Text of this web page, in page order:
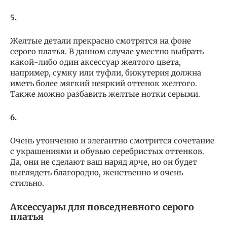
5.
Желтые детали прекрасно смотрятся на фоне
серого платья. В данном случае уместно выбрать
какой-либо один аксессуар желтого цвета,
например, сумку или туфли, бижутерия должна
иметь более мягкий неяркий оттенок желтого.
Также можно разбавить желтые нотки серыми.
6.
Очень утонченно и элегантно смотрится сочетание
с украшениями и обувью серебристых оттенков.
Да, они не сделают ваш наряд ярче, но он будет
выглядеть благородно, женственно и очень
стильно.
Аксессуары для повседневного серого
платья